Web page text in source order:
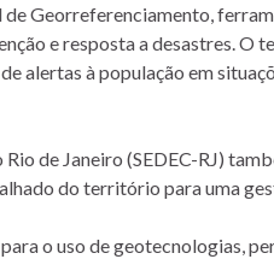
Georreferenciamento,
e resposta a desastres.
alertas à população em
de Janeiro (SEDEC-RJ)
do território para uma
o uso de geotecnologias,